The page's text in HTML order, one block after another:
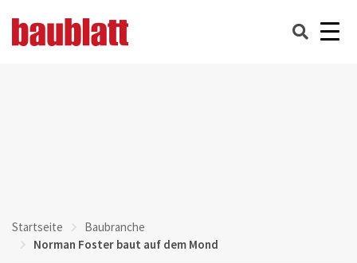
Startseite
Baubranche
Norman Foster baut auf dem Mond